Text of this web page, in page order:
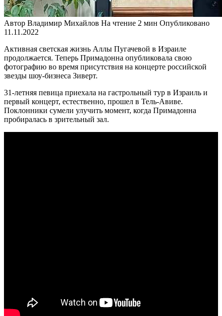
Автор Владимир Михайлов На чтение 2 мин Опубликовано
11.11.2022
Активная светская жизнь Аллы Пугачевой в Израиле
продолжается. Теперь Примадонна опубликовала свою
фотографию во время присутствия на концерте российской
звезды шоу-бизнеса Зиверт.
31-летняя певица приехала на гастрольный тур в Израиль и
первый концерт, естественно, прошел в Тель-Авиве.
Поклонники сумели улучить момент, когда Примадонна
пробиралась в зрительный зал.